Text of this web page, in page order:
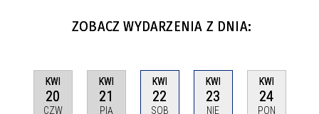
ZOBACZ WYDARZENIA Z DNIA:
KWI
20
CZW
KWI
21
PIĄ
KWI
22
SOB
KWI
23
NIE
KWI
24
PON